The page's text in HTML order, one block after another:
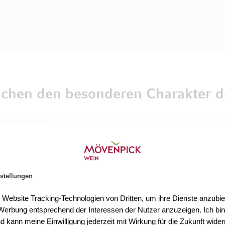
Tracking-Technologien von Dritten, um ihre Dienste
entsprechend der Interessen der Nutzer anzuzeigen. Ich
kann meine Einwilligung jederzeit mit Wirkung für die Zukunft
den besonderen Charakter
Ott seine Domaine mit dem Ziel, die lange
und großem Idealismus schuf er trotz
Weingüter der Grande Nation.
Jean-François Ott in vierter Generation mit
weitsichtig geleitet werden. Jedes der drei
Lage und des Klimas besondere